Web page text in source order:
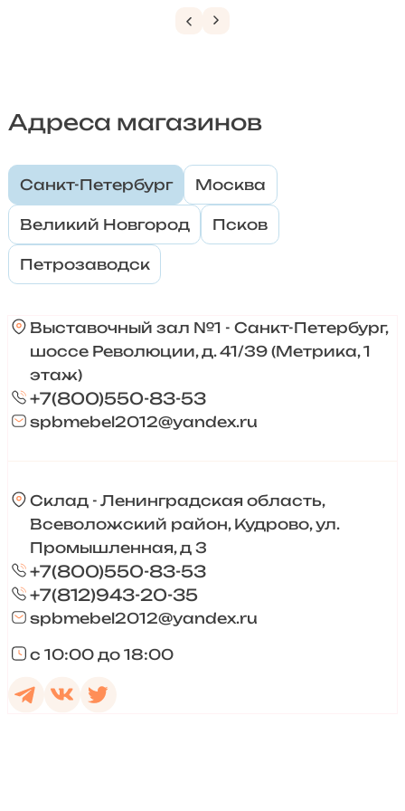
Адреса магазинов
Санкт-Петербург Москва
Великий Новгород Псков
Петрозаводск
Выставочный зал №1 - Санкт-Петербург,
шоссе Революции, д. 41/39 (Метрика, 1
этаж)
+7(800)550-83-53
spbmebel2012@yandex.ru
Склад - Ленинградская область,
Всеволожский район, Кудрово, ул.
Промышленная, д 3
+7(800)550-83-53
+7(812)943-20-35
spbmebel2012@yandex.ru
с 10:00 до 18:00